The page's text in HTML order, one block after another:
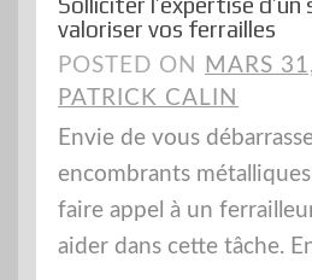
valoriser vos ferrailles
POSTED ON MARS
PATRICK CALIN
Envie de vous
encombrants métalliques
faire appel à un
aider dans cette tâche.